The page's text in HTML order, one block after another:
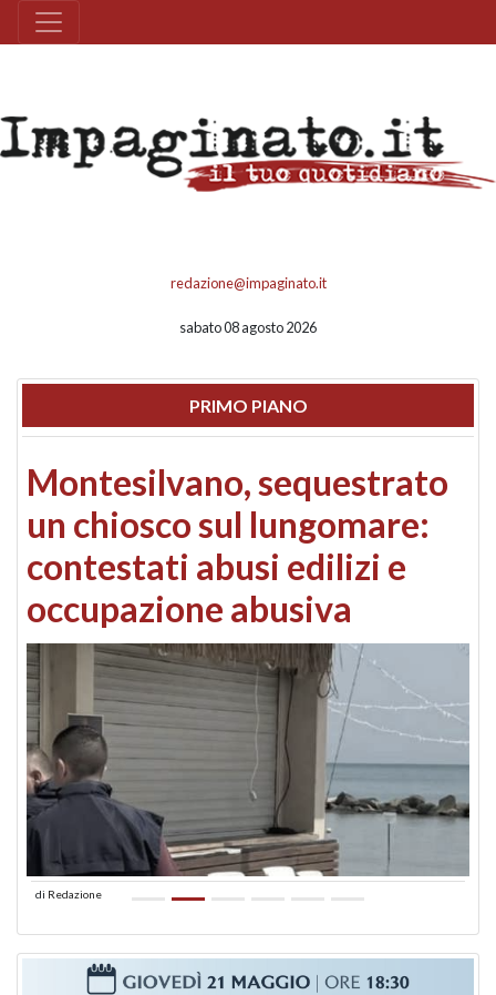
redazione@impaginato.it
sabato 08 agosto 2026
PRIMO PIANO
Montesilvano, sequestrato
un chiosco sul lungomare:
contestati abusi edilizi e
occupazione abusiva
di Redazione